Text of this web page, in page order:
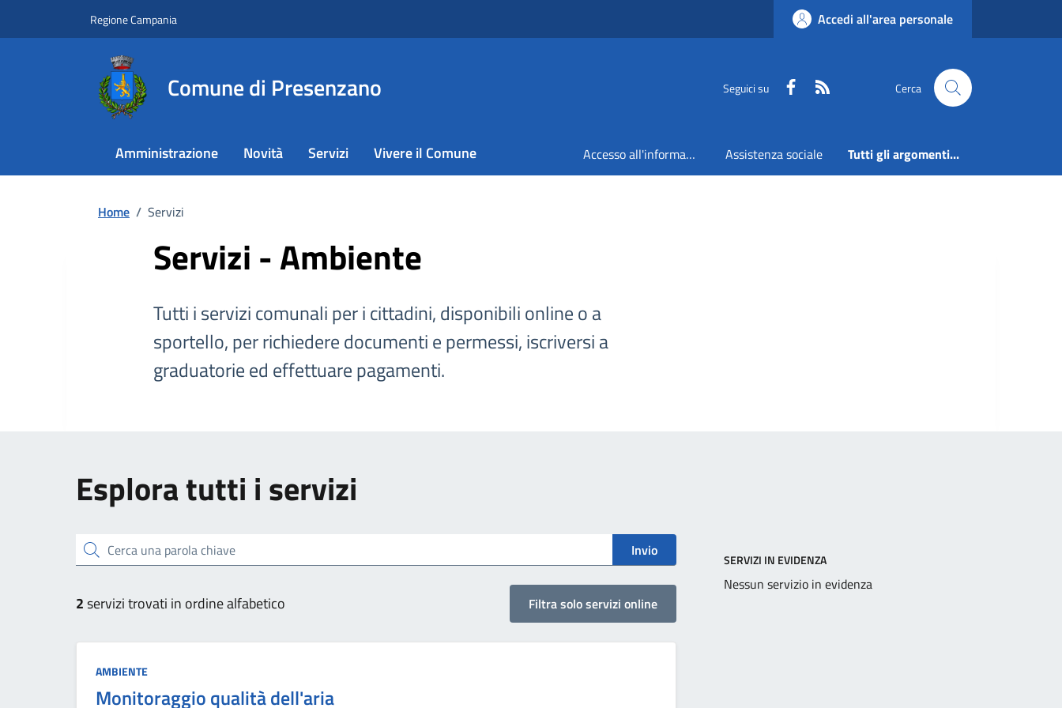
Regione Campania Accedi all'area personale
Comune di Presenzano Seguici su Faceboook Cerca
Amministrazione Novità Servizi Vivere il Comune Accesso all'informazione Assistenza sociale Tutti gli argomenti...
Home / Servizi
Servizi - Ambiente
Tutti i servizi comunali per i cittadini, disponibili online o a
sportello, per richiedere documenti e permessi, iscriversi a
graduatorie ed effettuare pagamenti.
Esplora tutti i servizi
Cerca una parola chiave Invio
2servizi trovati in ordine alfabetico Filtra solo servizi online
Categoria:
AMBIENTE
Monitoraggio qualità dell'aria
SERVIZI IN EVIDENZA
Nessun servizio in evidenza